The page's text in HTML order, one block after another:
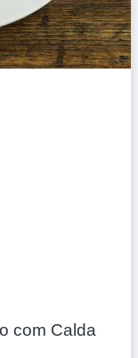
com Calda